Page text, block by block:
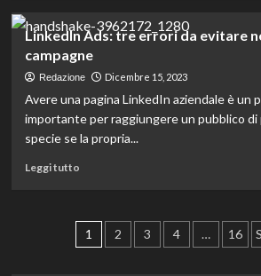
su
Decorazioni
digitali:
la
nuova
tendenza
innovativa,
creativa
LinkedIn Ads: tre errori da evitare
campagne
Redazione Dicembre 15, 2023
Avere una pagina LinkedIn aziendale è un
importante per raggiungere un pubblico
specie se la propria...
Leggi tuttoLeggi
LinkedIn
Ads:
Paginazione
1 2 3 4 … 16